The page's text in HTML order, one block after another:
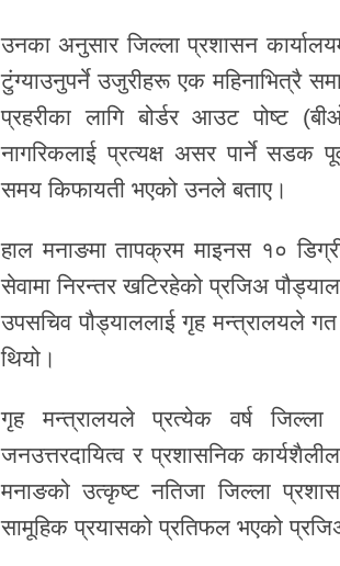
उनका अनुसार जिल्ला प्रशासन
टुंग्याउनुपर्ने उजुरीहरू एक महिनाभित्रै
प्रहरीका लागि बोर्डर आउट पोष्ट
नागरिकलाई प्रत्यक्ष असर पार्ने सडक
समय किफायती भएको उनले बताए।
हाल मनाङमा तापक्रम माइनस १०
सेवामा निरन्तर खटिरहेको प्रजिअ
उपसचिव पौड्याललाई गृह मन्त्रालयले गत
थियो।
गृह मन्त्रालयले प्रत्येक वर्ष जिल्ला
जनउत्तरदायित्व र प्रशासनिक
मनाङको उत्कृष्ट नतिजा जिल्ला
सामूहिक प्रयासको प्रतिफल भएको